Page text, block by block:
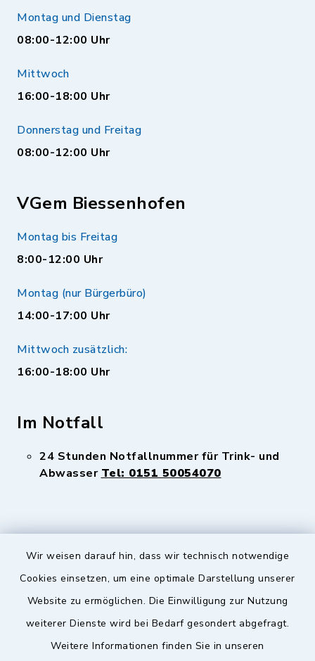
Wir weisen darauf hin, dass wir technisch notwendige
Cookies einsetzen, um eine optimale Darstellung unserer
Website zu ermöglichen. Die Einwilligung zur Nutzung
weiterer Dienste wird bei Bedarf gesondert abgefragt.
Weitere Informationen finden Sie in unseren
Montag und Dienstag
08:00-12:00 Uhr
Mittwoch
16:00-18:00 Uhr
Donnerstag und Freitag
08:00-12:00 Uhr
VGem Biessenhofen
Montag bis Freitag
8:00-12:00 Uhr
Montag (nur Bürgerbüro)
14:00-17:00 Uhr
Mittwoch zusätzlich:
16:00-18:00 Uhr
Im Notfall
24 Stunden Notfallnummer für Trink- und
Abwasser Tel: 0151 50054070
Sicherer Kontakt
Datenschutz